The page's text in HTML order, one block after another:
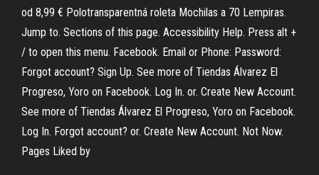
od 8,99 € Polotransparentná roleta Mochilas a 70 Lempiras.
Jump to. Sections of this page. Accessibility Help. Press alt +
/ to open this menu. Facebook. Email or Phone: Password:
Forgot account? Sign Up. See more of Tiendas Álvarez El
Progreso, Yoro on Facebook. Log In. or. Create New Account.
See more of Tiendas Álvarez El Progreso, Yoro on Facebook.
Log In. Forgot account? or. Create New Account. Not Now.
Pages Liked by